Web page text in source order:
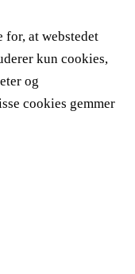
at webstedet
kun cookies,
og
cookies gemmer